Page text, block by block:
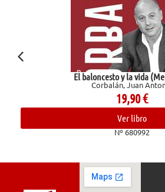
El baloncesto y la vida
Corbalán, Juan Antonio
19,90€
Ver libro
Nº 680992